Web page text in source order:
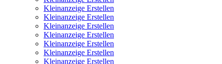
Kleinanzeige Erstellen
Kleinanzeige Erstellen
Kleinanzeige Erstellen
Kleinanzeige Erstellen
Kleinanzeige Erstellen
Kleinanzeige Erstellen
Kleinanzeige Erstellen